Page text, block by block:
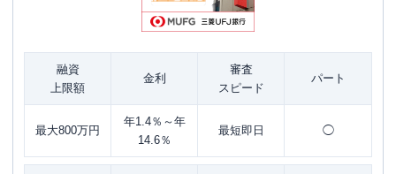
融資
上限額
金利
審査
スピード
パート
最大800万円
年1.4％～年
14.6％
最短即日 ◯